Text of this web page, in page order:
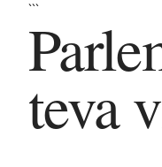
```
teva